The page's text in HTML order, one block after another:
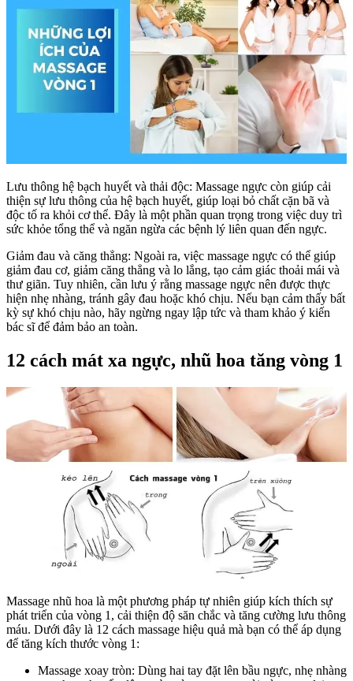
Lưu thông hệ bạch huyết và thải độc: Massage ngực còn giúp cải
thiện sự lưu thông của hệ bạch huyết, giúp loại bỏ chất cặn bã và
độc tố ra khỏi cơ thể. Đây là một phần quan trọng trong việc duy trì
sức khỏe tổng thể và ngăn ngừa các bệnh lý liên quan đến ngực.
Giảm đau và căng thẳng: Ngoài ra, việc massage ngực có thể giúp
giảm đau cơ, giảm căng thẳng và lo lắng, tạo cảm giác thoải mái và
thư giãn. Tuy nhiên, cần lưu ý rằng massage ngực nên được thực
hiện nhẹ nhàng, tránh gây đau hoặc khó chịu. Nếu bạn cảm thấy bất
kỳ sự khó chịu nào, hãy ngừng ngay lập tức và tham khảo ý kiến
bác sĩ để đảm bảo an toàn.
12 cách mát xa ngực, nhũ hoa tăng vòng 1
Massage nhũ hoa là một phương pháp tự nhiên giúp kích thích sự
phát triển của vòng 1, cải thiện độ săn chắc và tăng cường lưu thông
máu. Dưới đây là 12 cách massage hiệu quả mà bạn có thể áp dụng
để tăng kích thước vòng 1:
Massage xoay tròn: Dùng hai tay đặt lên bầu ngực, nhẹ nhàng